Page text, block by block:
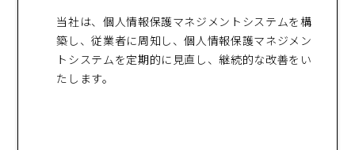
当社は、個人情報保護マネジメントシステムを構
築し、従業者に周知し、個人情報保護マネジメン
トシステムを定期的に見直し、継続的な改善をい
たします。